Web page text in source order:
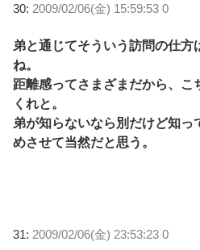
30: 2009/02/06(金) 15:59:53 0
弟と通じてそういう訪問の仕方
ね。
距離感ってさまざまだから、こ
くれと。
弟が知らないなら別だけど知っ
めさせて当然だと思う。
31: 2009/02/06(金) 23:53:23 0